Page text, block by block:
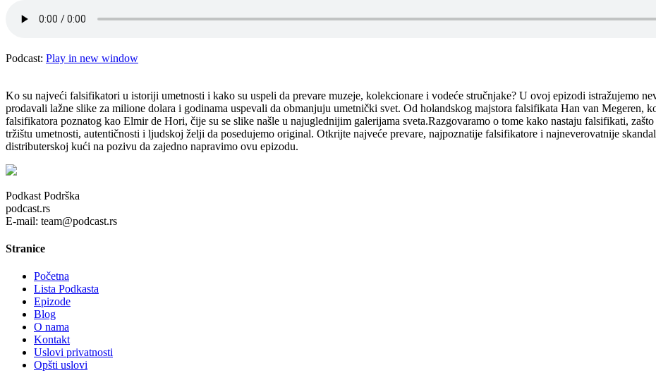
Podcast: Play in new window
Ko su najveći falsifikatori u istoriji umetnosti i kako su uspeli da prevare muzeje, kolekcionare i vodeće stručnjake? U ovoj epizodi istražujemo
prodavali lažne slike za milione dolara i godinama uspevali da obmanjuju umetnički svet. Od holandskog majstora falsifikata Han van Megeren,
falsifikatora poznatog kao Elmir de Hori, čije su se slike našle u najuglednijim galerijama sveta.Razgovaramo o tome kako nastaju falsifikati,
tržištu umetnosti, autentičnosti i ljudskoj želji da posedujemo original. Otkrijte najveće prevare, najpoznatije falsifikatore i najneverovatnije
distributerskoj kući na pozivu da zajedno napravimo ovu epizodu.
Podkast Podrška
podcast.rs
E-mail: team@podcast.rs
Stranice
Početna
Lista Podkasta
Epizode
Blog
O nama
Kontakt
Uslovi privatnosti
Opšti uslovi